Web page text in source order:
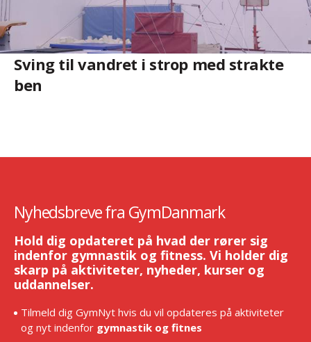
Sving til vandret i strop med strakte
ben
Nyhedsbreve fra GymDanmark
Hold dig opdateret på hvad der rører sig
indenfor gymnastik og fitness. Vi holder dig
skarp på aktiviteter, nyheder, kurser og
uddannelser.
Tilmeld dig GymNyt hvis du vil opdateres på aktiviteter
og nyt indenfor gymnastik og fitnes